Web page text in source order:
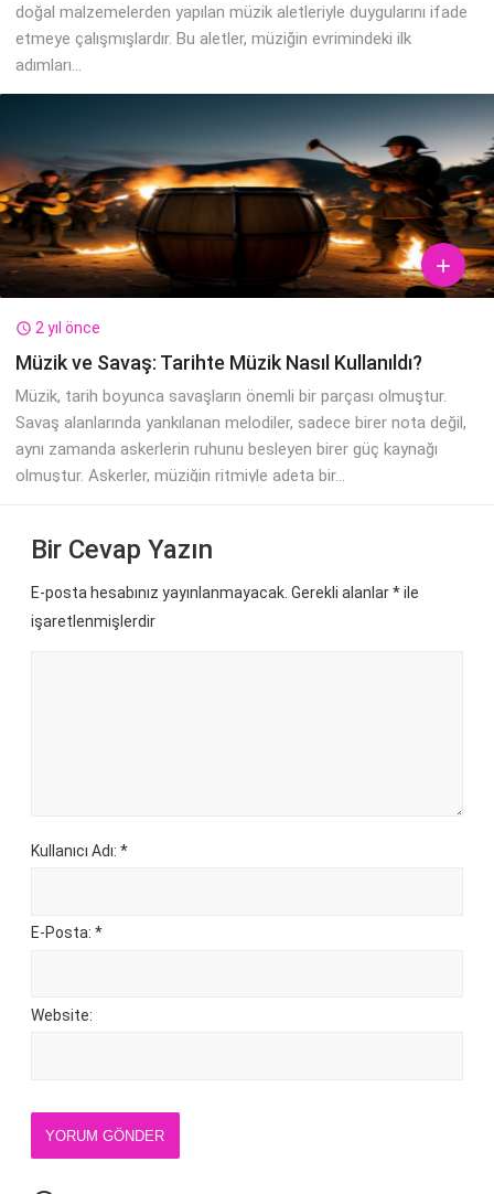
doğal malzemelerden yapılan müzik aletleriyle duygularını ifade
etmeye çalışmışlardır. Bu aletler, müziğin evrimindeki ilk
adımları...

 2 yıl önce
Müzik ve Savaş: Tarihte Müzik Nasıl Kullanıldı?
Müzik, tarih boyunca savaşların önemli bir parçası olmuştur.
Savaş alanlarında yankılanan melodiler, sadece birer nota değil,
aynı zamanda askerlerin ruhunu besleyen birer güç kaynağı
olmuştur. Askerler, müziğin ritmiyle adeta bir...
Bir Cevap Yazın
E-posta hesabınız yayınlanmayacak. Gerekli alanlar*ile
işaretlenmişlerdir
Kullanıcı Adı: *
E-Posta: *
Website:
YORUM GÖNDER